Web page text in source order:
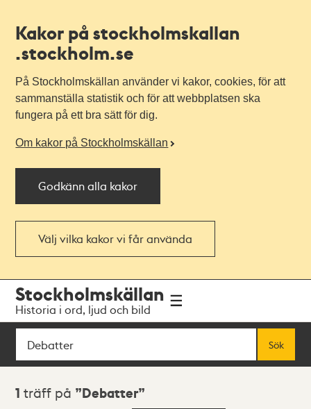
Kakor på stockholmskallan
.stockholm.se
På Stockholmskällan använder vi kakor, cookies, för att
sammanställa statistik och för att webbplatsen ska
fungera på ett bra sätt för dig.
Om kakor på Stockholmskällan
Godkänn alla kakor
Välj vilka kakor vi får använda
navigationen
huvudinnehållet
Stockholmskällan
Historia i ord, ljud och bild
Sök
Sök
Sökresultat
1 träff på Debatter